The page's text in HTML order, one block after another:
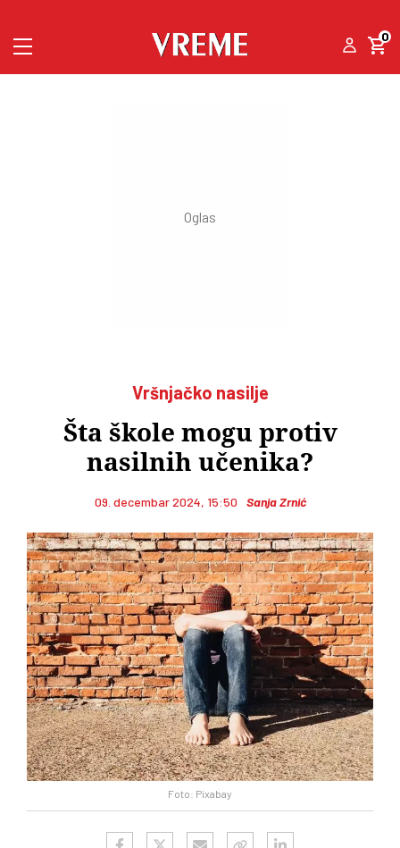
0
Vršnjačko nasilje
Šta škole mogu protiv
nasilnih učenika?
09. decembar 2024, 15:50 Sanja Zrnić
Foto: Pixabay